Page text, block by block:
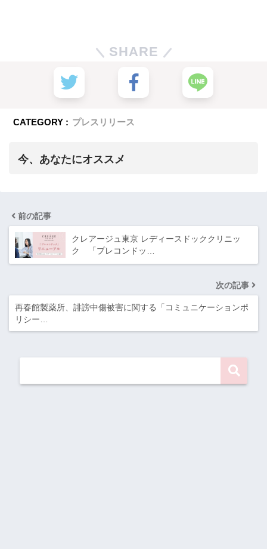
SHARE
CATEGORY : プレスリリース
今、あなたにオススメ
前の記事
クレアージュ東京 レディースドッククリニッ
ク 「プレコンドッ…
次の記事
再春館製薬所、誹謗中傷被害に関する「コミュニケーションポ
リシー…